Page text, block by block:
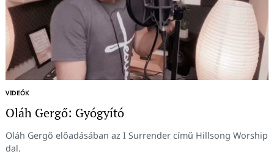
VIDEÓK
Oláh Gergő: Gyógyító
Oláh Gergő előadásában az I Surrender című Hillsong Worship
dal.